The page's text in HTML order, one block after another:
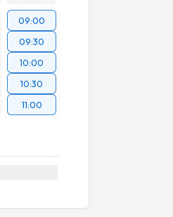
09:00
09:30
10:00
10:30
11:00